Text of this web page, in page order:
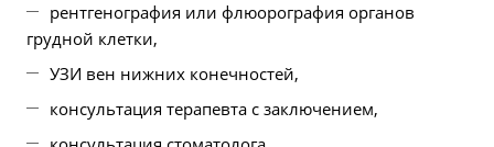
рентгенография или флюорография органов
грудной клетки,
УЗИ вен нижних конечностей,
консультация терапевта с заключением,